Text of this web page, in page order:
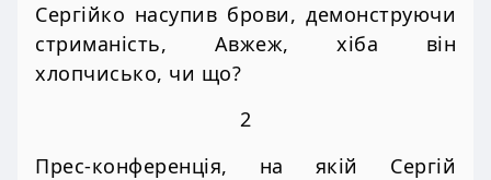
Сергійко насупив брови, демонструючи
стриманість, Авжеж, хіба він
хлопчисько, чи що?
2
Прес-конференція, на якій Сергій